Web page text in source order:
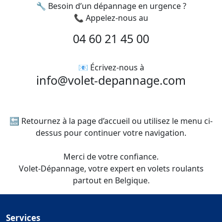
🔧 Besoin d’un dépannage en urgence ?
📞 Appelez-nous au
04 60 21 45 00
📧 Écrivez-nous à
info@volet-depannage.com
🔙 Retournez à la page d’accueil ou utilisez le menu ci-
dessus pour continuer votre navigation.
Merci de votre confiance.
Volet-Dépannage, votre expert en volets roulants
partout en Belgique.
Services